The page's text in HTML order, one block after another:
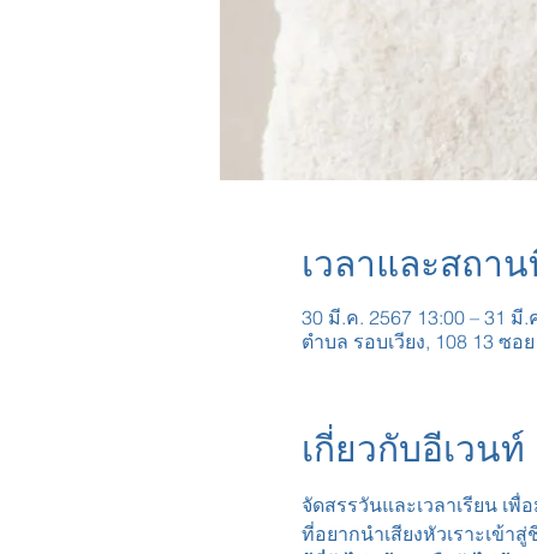
เวลาและสถา
30 มี.ค. 2567 13:00 – 31 มี.
ตำบล รอบเวียง, 108 13 ซอ
เกี่ยวกับอีเวนท์
จัดสรรวันและเวลาเรียน เ
ที่อยากนำเสียงหัวเราะเข้